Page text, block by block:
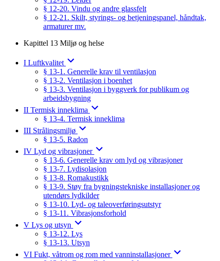
§ 12-20. Vindu og andre glassfelt
§ 12-21. Skilt, styrings- og betjeningspanel, håndtak,
armaturer mv.
Kapittel 13 Miljø og helse
I Luftkvalitet
§ 13-1. Generelle krav til ventilasjon
§ 13-2. Ventilasjon i boenhet
§ 13-3. Ventilasjon i byggverk for publikum og
arbeidsbygning
II Termisk inneklima
§ 13-4. Termisk inneklima
III Strålingsmiljø
§ 13-5. Radon
IV Lyd og vibrasjoner
§ 13-6. Generelle krav om lyd og vibrasjoner
§ 13-7. Lydisolasjon
§ 13-8. Romakustikk
§ 13-9. Støy fra bygningstekniske installasjoner og
utendørs lydkilder
§ 13-10. Lyd- og taleoverføringsutstyr
§ 13-11. Vibrasjonsforhold
V Lys og utsyn
§ 13-12. Lys
§ 13-13. Utsyn
VI Fukt, våtrom og rom med vanninstallasjoner